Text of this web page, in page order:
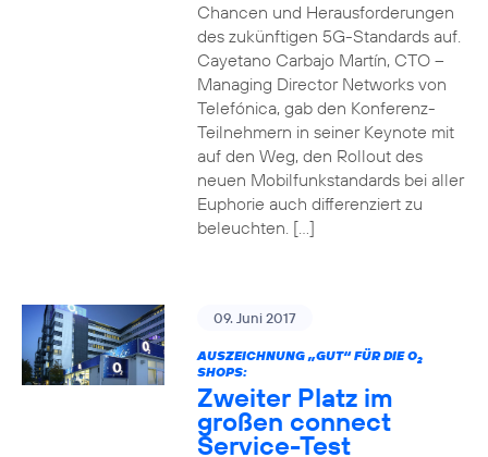
Chancen und Herausforderungen
des zukünftigen 5G-Standards auf.
Cayetano Carbajo Martín, CTO –
Managing Director Networks von
Telefónica, gab den Konferenz-
Teilnehmern in seiner Keynote mit
auf den Weg, den Rollout des
neuen Mobilfunkstandards bei aller
Euphorie auch differenziert zu
beleuchten. […]
09. Juni 2017
AUSZEICHNUNG „GUT“ FÜR DIE O2
SHOPS:
Zweiter Platz im
großen connect
Service-Test